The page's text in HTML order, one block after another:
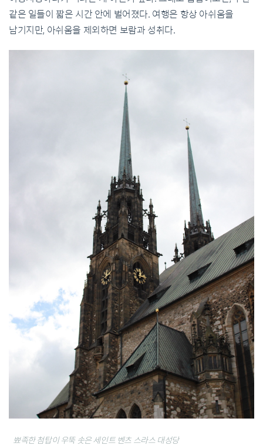
같은 일들이 짧은 시간 안에 벌어졌다. 여행은 항상 아쉬움을
남기지만, 아쉬움을 제외하면 보람과 성취다.
뾰족한 첨탑이 우뚝 솟은 세인트 벤츠 스라스 대성당